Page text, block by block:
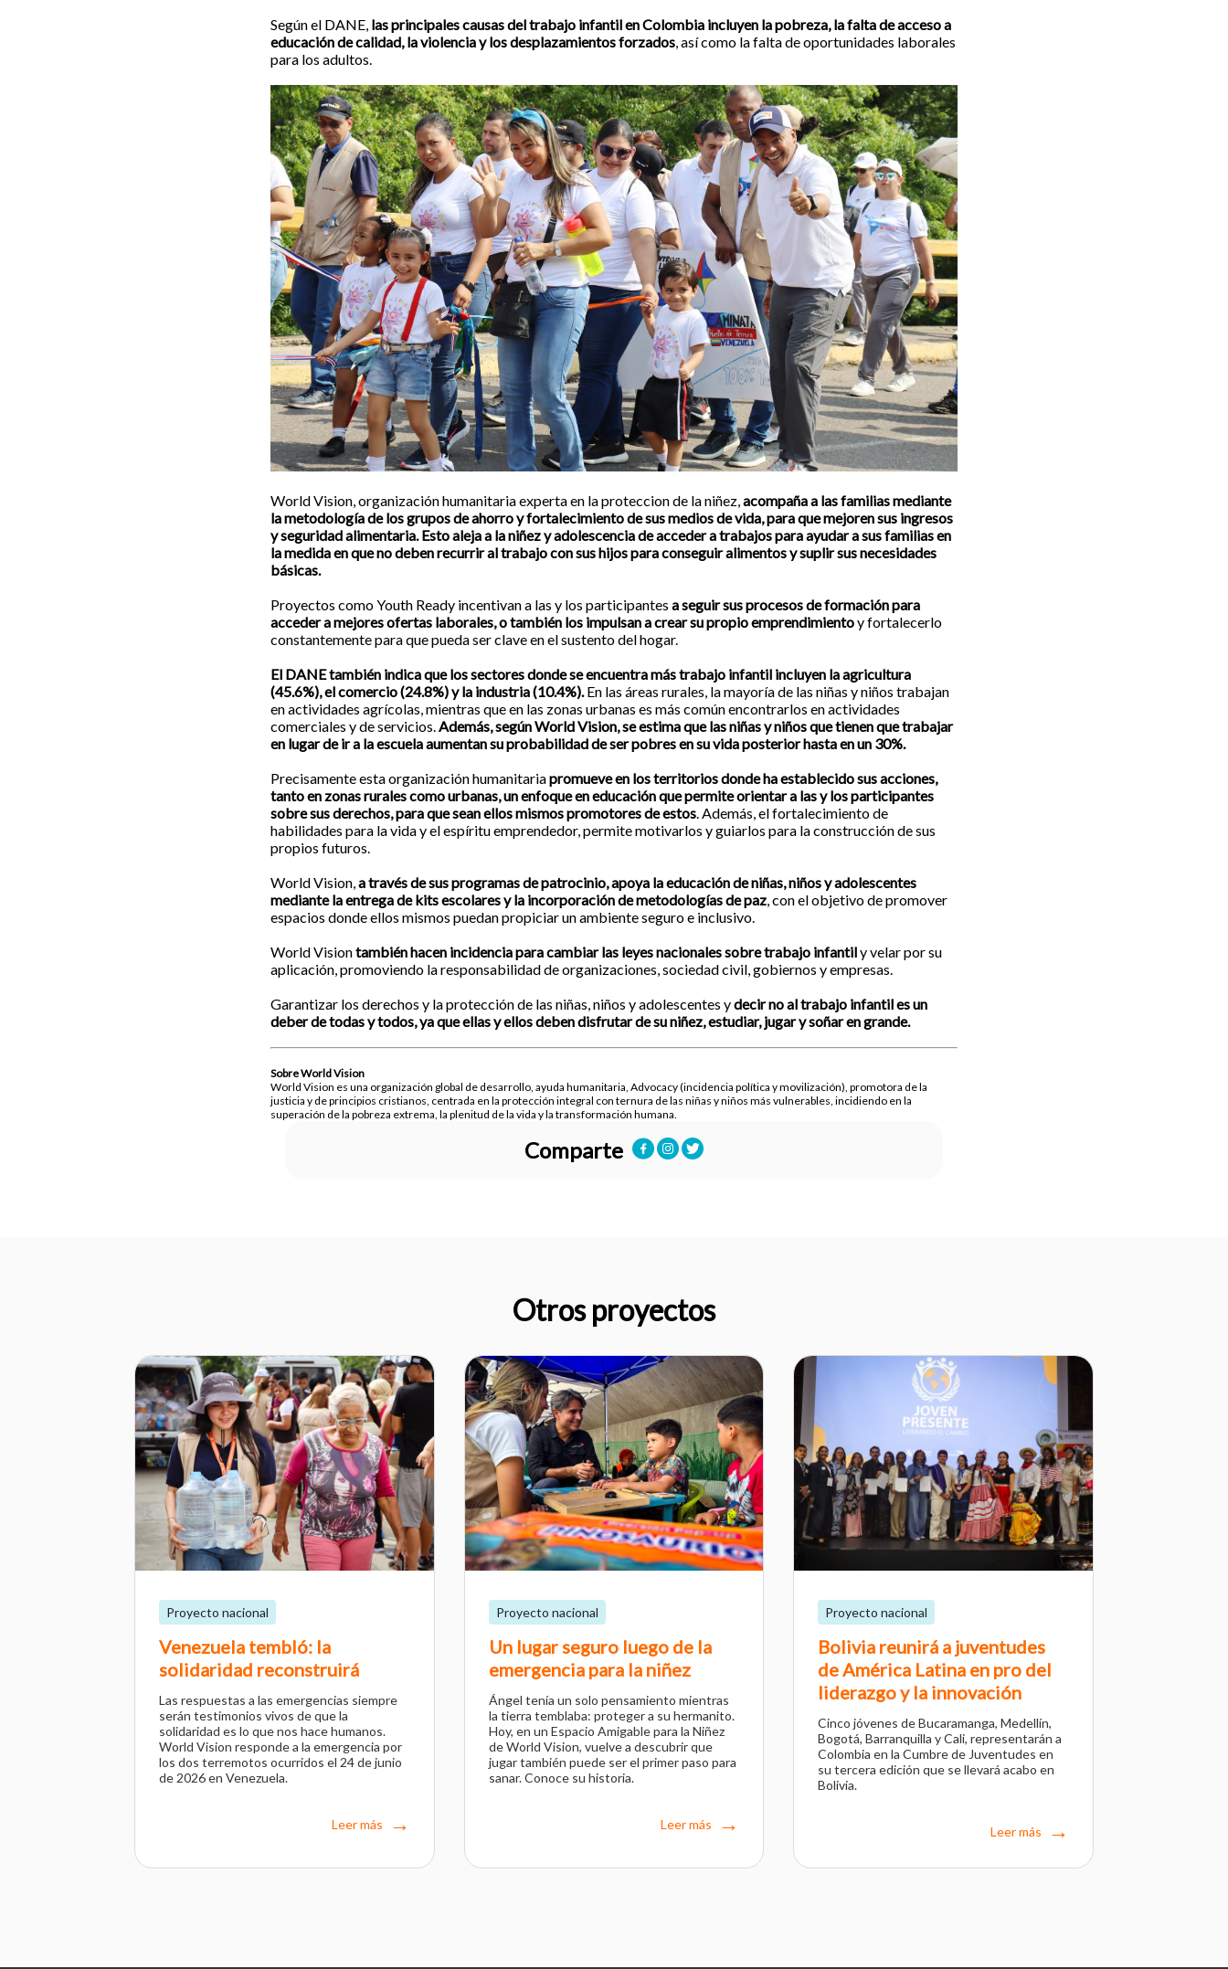
Según el DANE, las principales causas del trabajo infantil en Colombia incluyen la pobreza, la falta de acceso a
educación de calidad, la violencia y los desplazamientos forzados, así como la falta de oportunidades laborales
para los adultos.
World Vision, organización humanitaria experta en la proteccion de la niñez, acompaña a las familias mediante
la metodología de los grupos de ahorro y fortalecimiento de sus medios de vida, para que mejoren sus ingresos
y seguridad alimentaria. Esto aleja a la niñez y adolescencia de acceder a trabajos para ayudar a sus familias en
la medida en que no deben recurrir al trabajo con sus hijos para conseguir alimentos y suplir sus necesidades
básicas.
Proyectos como Youth Ready incentivan a las y los participantes a seguir sus procesos de formación para
acceder a mejores ofertas laborales, o también los impulsan a crear su propio emprendimientoy fortalecerlo
constantemente para que pueda ser clave en el sustento del hogar.
El DANE también indica que los sectores donde se encuentra más trabajo infantil incluyen la agricultura
(45.6%), el comercio (24.8%) y la industria (10.4%). En las áreas rurales, la mayoría de las niñas y niños trabajan
en actividades agrícolas, mientras que en las zonas urbanas es más común encontrarlos en actividades
comerciales y de servicios. Además, según World Vision, se estima que las niñas y niños que tienen que trabajar
en lugar de ir a la escuela aumentan su probabilidad de ser pobres en su vida posterior hasta en un 30%.
Precisamente esta organización humanitariapromueve en los territorios donde ha establecido sus acciones,
tanto en zonas rurales como urbanas, un enfoque en educación que permite orientar a las y los participantes
sobre sus derechos, para que sean ellos mismos promotores de estos . Además, el fortalecimiento de
habilidades para la vida y el espíritu emprendedor, permite motivarlos y guiarlos para la construcción de sus
propios futuros.
World Vision, a través de sus programas de patrocinio, apoya la educación de niñas, niños y adolescentes
mediante la entrega de kits escolares y la incorporación de metodologías de paz , con el objetivo de promover
espacios donde ellos mismos puedan propiciar un ambiente seguro e inclusivo.
World Visiontambién hacen incidencia para cambiar las leyes nacionales sobre trabajo infantily velar por su
aplicación, promoviendo la responsabilidad de organizaciones, sociedad civil, gobiernos y empresas.
Garantizar los derechos y la protección de las niñas, niños y adolescentes ydecir no al trabajo infantil es un
deber de todas y todos, ya que ellas y ellos deben disfrutar de su niñez, estudiar, jugar y soñar en grande.
Sobre World Vision
World Vision es una organización global de desarrollo, ayuda humanitaria, Advocacy (incidencia política y movilización), promotora de la
justicia y de principios cristianos, centrada en la protección integral con ternura de las niñas y niños más vulnerables, incidiendo en la
superación de la pobreza extrema, la plenitud de la vida y la transformación humana.
Comparte
Otros proyectos
Proyecto nacional
Venezuela tembló: la
solidaridad reconstruirá
Las respuestas a las emergencias siempre
serán testimonios vivos de que la
solidaridad es lo que nos hace humanos.
World Vision responde a la emergencia por
los dos terremotos ocurridos el 24 de junio
de 2026 en Venezuela.
Leer más
Proyecto nacional
Un lugar seguro luego de la
emergencia para la niñez
Ángel tenía un solo pensamiento mientras
la tierra temblaba: proteger a su hermanito.
Hoy, en un Espacio Amigable para la Niñez
de World Vision, vuelve a descubrir que
jugar también puede ser el primer paso para
sanar. Conoce su historia.
Leer más
Proyecto nacional
Bolivia reunirá a juventudes
de América Latina en pro del
liderazgo y la innovación
Cinco jóvenes de Bucaramanga, Medellín,
Bogotá, Barranquilla y Cali, representarán a
Colombia en la Cumbre de Juventudes en
su tercera edición que se llevará acabo en
Bolivia.
Leer más